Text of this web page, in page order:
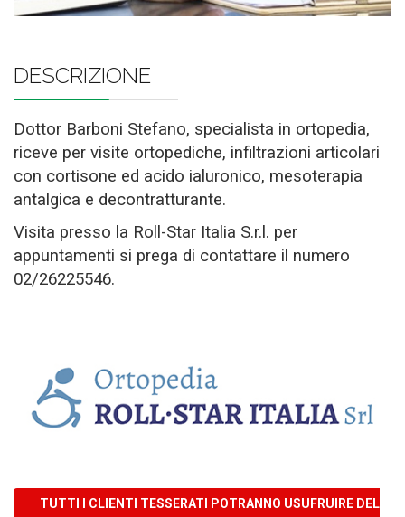
DESCRIZIONE
Dottor Barboni Stefano, specialista in ortopedia,
riceve per visite ortopediche, infiltrazioni articolari
con cortisone ed acido ialuronico, mesoterapia
antalgica e decontratturante.
Visita presso la Roll-Star Italia S.r.l. per
appuntamenti si prega di contattare il numero
02/26225546.
TUTTI I CLIENTI TESSERATI POTRANNO USUFRUIRE DEL